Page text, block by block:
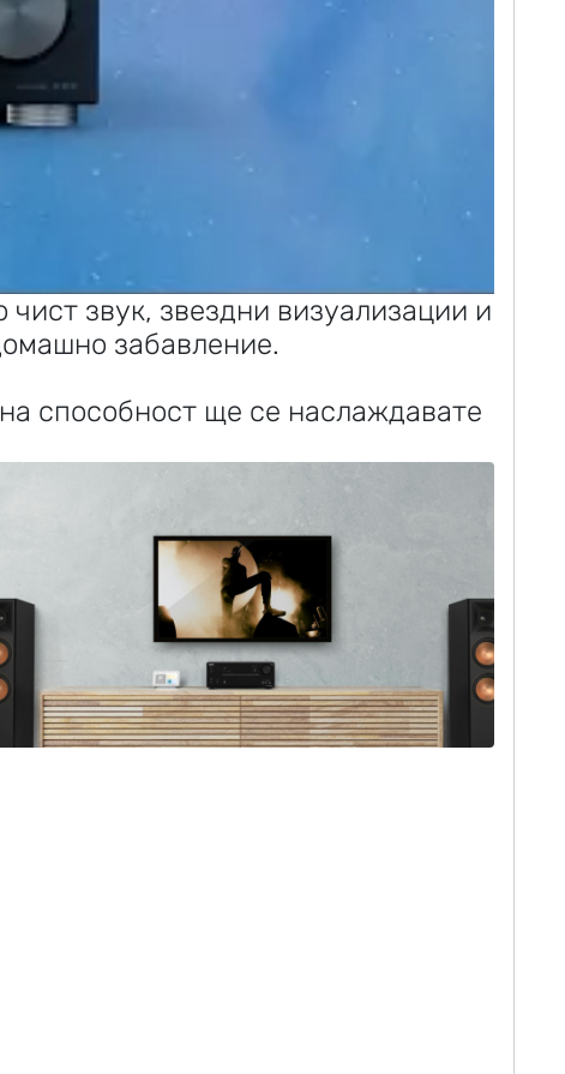
звук, звездни визуализации и
забавление.
способност ще се наслаждавате